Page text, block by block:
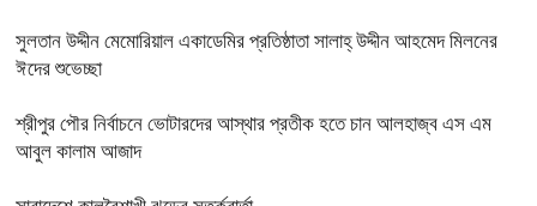
সুলতান উদ্দীন মেমোরিয়াল একাডেমির প্রতিষ্ঠাতা সালাহ্ উদ্দীন আহমেদ মিলনের
ঈদের শুভেচ্ছা
শ্রীপুর পৌর নির্বাচনে ভোটারদের আস্থার প্রতীক হতে চান আলহাজ্ব এস এম
আবুল কালাম আজাদ